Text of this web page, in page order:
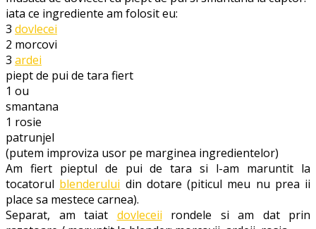
(reteta
pentru
copii)
iata ce ingrediente am folosit eu:
3 dovlecei
2 morcovi
3 ardei
piept de pui de tara fiert
1 ou
smantana
1 rosie
patrunjel
(putem improviza usor pe marginea ingredientelor)
Am fiert pieptul de pui de tara si l-am maruntit la
tocatorul blenderului din dotare (piticul meu nu prea ii
place sa mestece carnea).
Separat, am taiat dovleceii rondele si am dat prin